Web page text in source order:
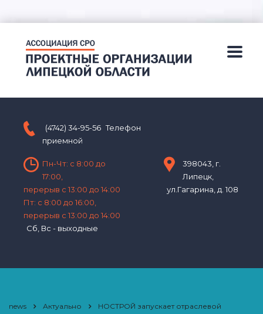
(4742) 34-95-56 Телефон
приемной
Пн-Чт: с 8:00 до
17:00,
перерыв с 13:00 до 14:00
Пт: с 8:00 до 16:00,
перерыв с 13:00 до 14:00
Сб, Вс - выходные
398043, г.
Липецк,
ул.Гагарина, д. 108
news Актуально
НОСТРОЙ запускает отраслевой